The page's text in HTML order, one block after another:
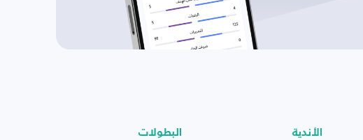
الأندية البطولات